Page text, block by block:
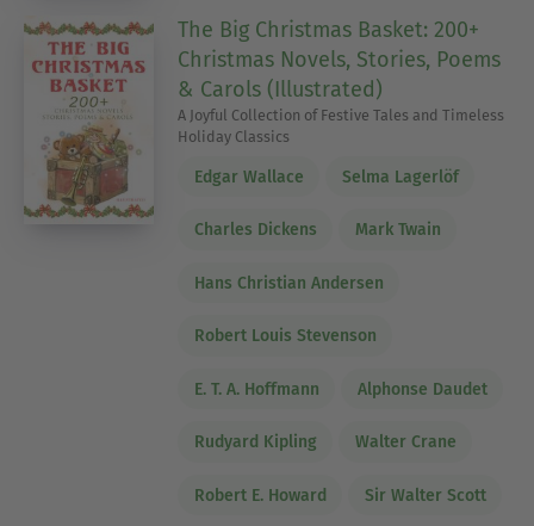
The Big Christmas Basket: 200+
Christmas Novels, Stories, Poems
& Carols (Illustrated)
A Joyful Collection of Festive Tales and Timeless
Holiday Classics
Edgar Wallace Selma Lagerlöf
Charles Dickens Mark Twain
Hans Christian Andersen
Robert Louis Stevenson
E. T. A. Hoffmann Alphonse Daudet
Rudyard Kipling Walter Crane
Robert E. Howard Sir Walter Scott